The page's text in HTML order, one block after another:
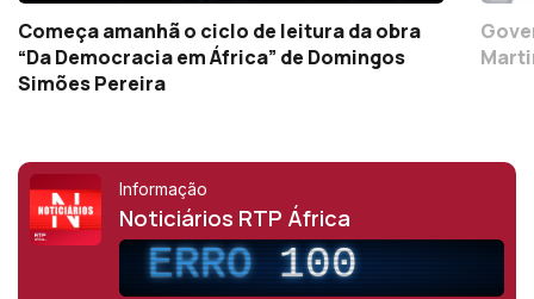
Começa amanhã o ciclo de leitura da obra
“Da Democracia em África” de Domingos
Simões Pereira
Informação
Noticiários RTP África
ERRO100